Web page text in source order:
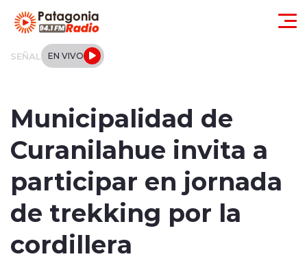
SEÑAL EN VIVO
Regionales
Local
Tendencias
Internacional
Municipalidad de
Curanilahue invita a
participar en jornada
de trekking por la
cordillera